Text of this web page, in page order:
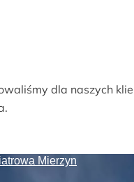
dla naszych
Mierzyn